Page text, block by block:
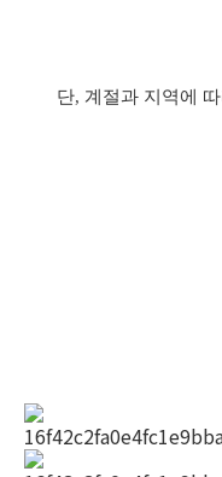
단, 계절과 지역에